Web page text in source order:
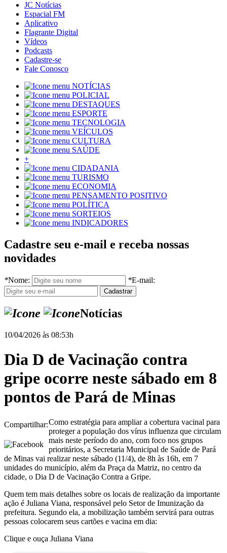
JC Notícias
Espacial FM
Aplicativo
Flagrante Digital
Vídeos
Podcasts
Cadastre-se
Fale Conosco
NOTÍCIAS
POLICIAL
DESTAQUES
ESPORTE
TECNOLOGIA
VEÍCULOS
CULTURA
SAÚDE
+
CIDADANIA
TURISMO
ECONOMIA
PENSAMENTO POSITIVO
POLÍTICA
SORTEIOS
INDICADORES
Cadastre seu e-mail e receba nossas
novidades
*Nome: *E-mail:
Notícias
10/04/2026 às 08:53h
Dia D de Vacinação contra
gripe ocorre neste sábado em 8
pontos de Pará de Minas
Compartilhar:Como estratégia para ampliar a cobertura vacinal para
proteger a população dos vírus influenza que circulam
mais neste período do ano, com foco nos grupos
prioritários, a Secretaria Municipal de Saúde de Pará
de Minas vai realizar neste sábado (11/4), de 8h às 16h, em 7
unidades do município, além da Praça da Matriz, no centro da
cidade, o Dia D de Vacinação Contra a Gripe.
Quem tem mais detalhes sobre os locais de realização da importante
ação é Juliana Viana, responsável pelo Setor de Imunização da
prefeitura. Segundo ela, a mobilização também servirá para outras
pessoas colocarem seus cartões e vacina em dia:
Clique e ouça Juliana Viana